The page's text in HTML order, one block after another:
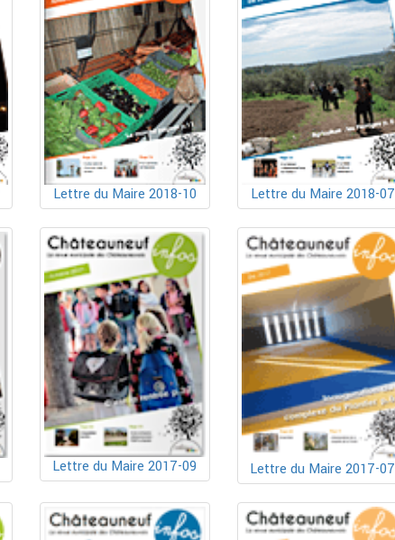
Lettre du Maire 2018-10 Lettre du Maire 2018-07
Lettre du Maire 2017-09 Lettre du Maire 2017-07